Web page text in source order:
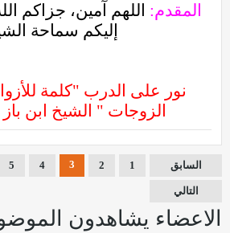
المقدم: اللهم آمين، جزاكم
إليكم سماحة
نور على الدرب "كلمة
الزوجات " الشيخ ابن
السابق 1
2
3
4
5
التالي